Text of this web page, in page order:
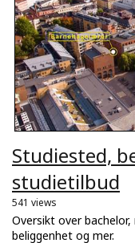
Studiested,
studietilbud
541 views
Oversikt over
beliggenhet og mer.